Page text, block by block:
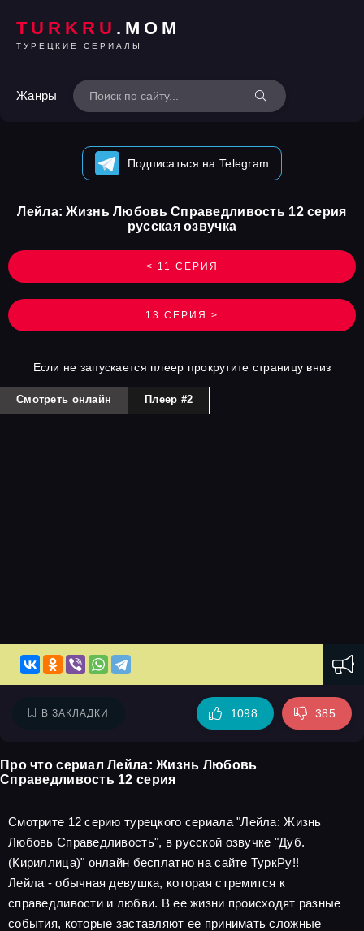
TURKRU .MOM
ТУРЕЦКИЕ СЕРИАЛЫ
Жанры
Подписаться на Telegram
< 11 СЕРИЯ
Лейла: Жизнь Любовь Справедливость 12 серия
русская озвучка
13 СЕРИЯ >
Если не запускается плеер прокрутите страницу вниз
Смотреть онлайн Плеер #2
В ЗАКЛАДКИ 1098 385
Про что сериал Лейла: Жизнь Любовь
Справедливость 12 серия
Смотрите 12 серию турецкого сериала "Лейла: Жизнь
Любовь Справедливость", в русской озвучке "Дуб.
(Кириллица)" онлайн бесплатно на сайте ТуркРу!!
Лейла - обычная девушка, которая стремится к
справедливости и любви. В ее жизни происходят разные
события, которые заставляют ее принимать сложные